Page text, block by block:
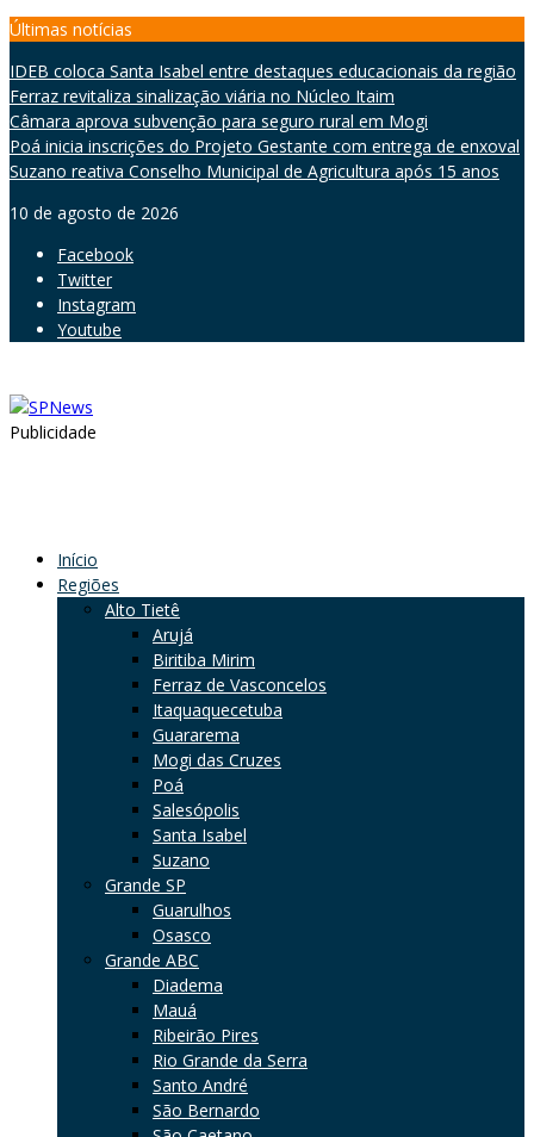
Skip
content
Últimas notícias
IDEB coloca Santa Isabel entre destaques educacionais da região
Ferraz revitaliza sinalização viária no Núcleo Itaim
Câmara aprova subvenção para seguro rural em Mogi
Poá inicia inscrições do Projeto Gestante com entrega de enxoval
Suzano reativa Conselho Municipal de Agricultura após 15 anos
10 de agosto de 2026
Facebook
Twitter
Instagram
Youtube
Publicidade
Início
Regiões
Alto Tietê
Arujá
Biritiba Mirim
Ferraz de Vasconcelos
Itaquaquecetuba
Guararema
Mogi das Cruzes
Poá
Salesópolis
Santa Isabel
Suzano
Grande SP
Guarulhos
Osasco
Grande ABC
Diadema
Mauá
Ribeirão Pires
Rio Grande da Serra
Santo André
São Bernardo